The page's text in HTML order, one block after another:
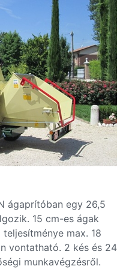
ágaprítóban egy 26,5
15 cm-es ágak
max. 18
vontatható. 2 kés és 24
munkavégzésről.